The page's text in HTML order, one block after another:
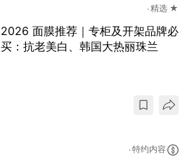
精选 ★
2026 面膜推荐｜专柜及开架品牌必
买：抗老美白、韩国大热丽珠兰
特约内容